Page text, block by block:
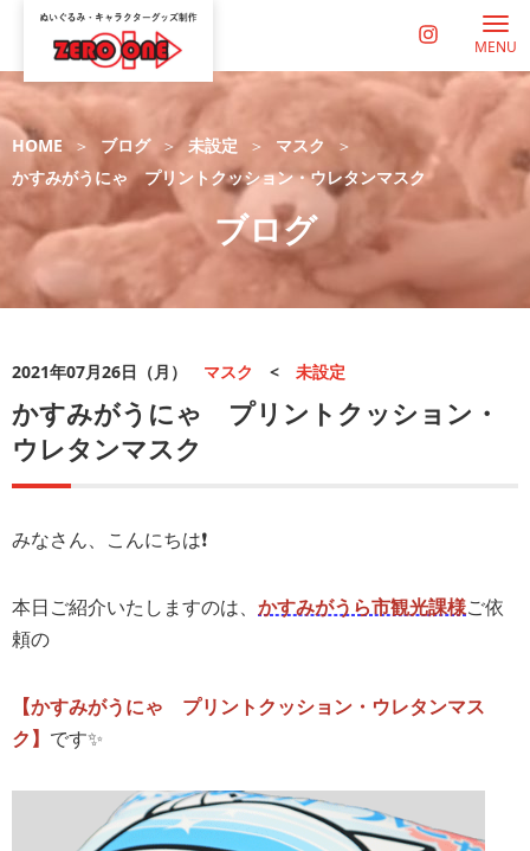
MENU
HOME ブログ 未設定
マスク
かすみがうにゃ プリントクッション・ウレタンマスク
ブログ
2021年07月26日（月） マスク < 未設定
かすみがうにゃ プリントクッション・
ウレタンマスク
みなさん、こんにちは❗️
本日ご紹介いたしますのは、 かすみがうら市観光課様ご依
頼の
【かすみがうにゃ プリントクッション・ウレタンマス
ク】 です✨